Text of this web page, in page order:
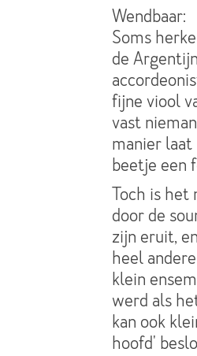
Wendbaar:
Soms
de
fijne viool
vast
manier laat
beetje een
Toch is het
door de
zijn eruit,
heel
klein
werd als
kan ook
hoofd'